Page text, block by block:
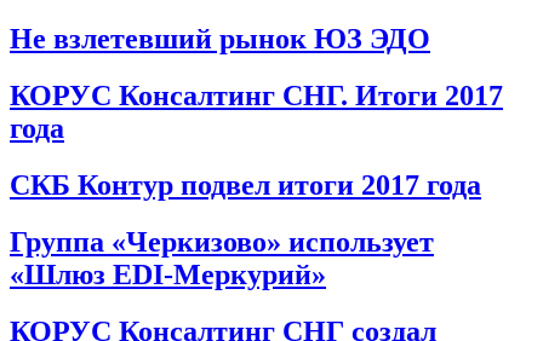
Не взлетевший рынок ЮЗ ЭДО
КОРУС Консалтинг СНГ. Итоги 2017
года
СКБ Контур подвел итоги 2017 года
Группа «Черкизово» использует
«Шлюз EDI-Меркурий»
КОРУС Консалтинг СНГ создал